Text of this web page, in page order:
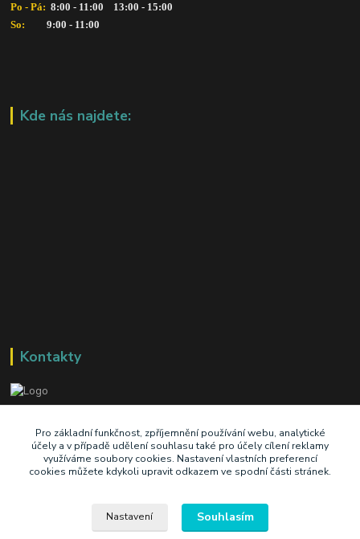
Po - Pá: 8:00 - 11:00    13:00 - 15:00
So:
      9:00 - 11:00
Kde nás najdete:
Kontakty
+420 603 345 409
prodej@ik-oil.cz
Pro základní funkčnost, zpříjemnění používání webu, analytické
účely a v případě udělení souhlasu také pro účely cílení reklamy
využíváme soubory cookies. Nastavení vlastních preferencí
cookies můžete kdykoli upravit odkazem ve spodní části stránek.
Nastavení Souhlasím